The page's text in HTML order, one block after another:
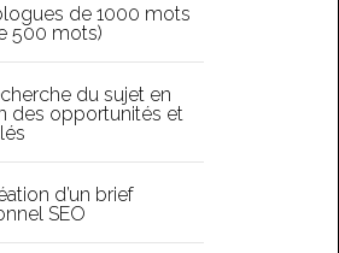
de 1000 mots
500 mots)
du sujet en
des opportunités et
d’un brief
SEO